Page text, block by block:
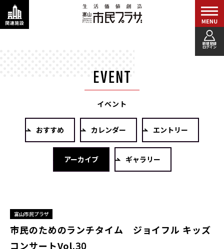
新規登録
ログイン
イベント
おすすめ カレンダー エントリー
アーカイブ ギャラリー
市民のためのランチタイム ジョイフル キッズ
コンサートVol.30
富山市民プラザ